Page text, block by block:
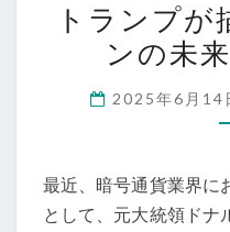
トランプが
ンの未
2025年6月14
最近、暗号通貨業界に
として、元大統領ドナ